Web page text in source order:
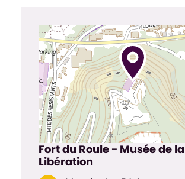
Fort du Roule - Musée de la
Libération